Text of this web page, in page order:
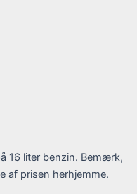
16 liter benzin. Bemærk,
af prisen herhjemme.